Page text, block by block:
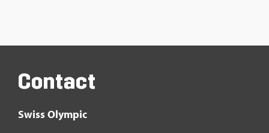
Contact
Swiss Olym­pic